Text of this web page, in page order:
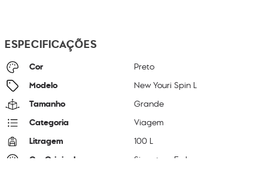
ESPECIFICAÇÕES
Cor Preto
Modelo New Youri Spin L
Tamanho Grande
Categoria Viagem
Litragem 100 L
Cor Original Signature Emb